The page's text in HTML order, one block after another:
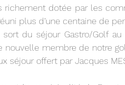
richement dotée par les
plus d’une centaine de
du séjour Gastro/Golf
nouvelle membre de notre
séjour offert par Jacques